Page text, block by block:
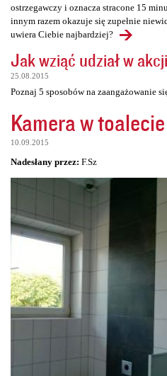
ostrzegawczy i oznacza stracone 15
innym razem okazuje się zupełnie
uwiera Ciebie najbardziej?
Jak wziąć udział w
25.08.2015
Poznaj 5 sposobów na zaangażowanie
Kamera w toalecie
10.09.2015
Nadesłany przez: F.Sz